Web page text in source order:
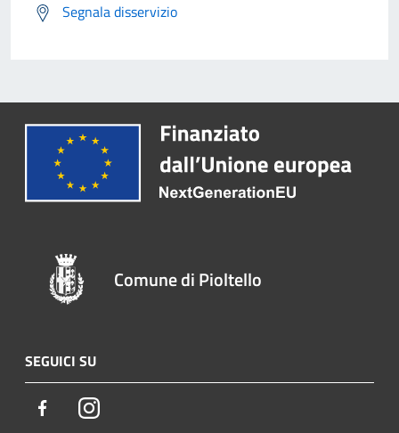
Segnala disservizio
Comune di Pioltello
SEGUICI SU
FacebookInstagram